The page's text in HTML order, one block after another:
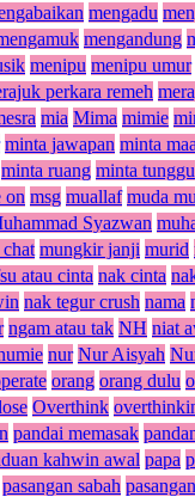
mengadu
mengandung
menipu menipu umur
perkara remeh
mia Mima mimie
minta jawapan minta
minta ruang minta tunggu
on msg muallaf muda
Syazwan
mungkir janji murid
atau cinta nak cinta
nak tegur crush nama
ngam atau tak NH niat
nur Nur Aisyah
orang orang dulu
Overthink
pandai memasak
kahwin awal papa
pasangan sabah